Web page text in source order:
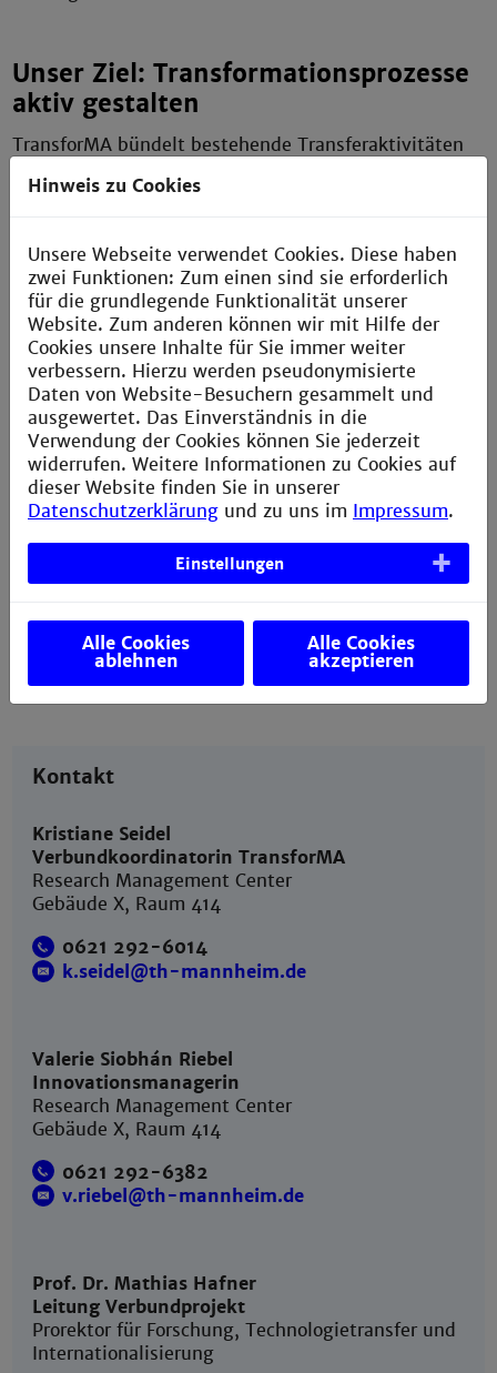
Unser Ziel: Transformationsprozesse
aktiv gestalten
TransforMA bündelt bestehende Transferaktivitäten
Uni Mannheim) und nutzt sie als Katalysator für
Transfer zu einem gelebten, rekursiven
Austauschprozess, der die großen
Transformationsprozesse unserer Zeit aufgreift und
sie aktiv gestalten hilft.
Sprechen Sie uns an
Kristiane Seidel(Verbundkoordinatorin)
0621 292-6014
Valerie Siobhán Riebel(Innovationsmanagerin)
Kontakt
Kristiane Seidel
Verbundkoordinatorin TransforMA
Research Management Center
Gebäude X, Raum 414
0621 292-6014
k.seidel@th-mannheim.de
Valerie Siobhán Riebel
Innovationsmanagerin
Research Management Center
Gebäude X, Raum 414
0621 292-6382
v.riebel@th-mannheim.de
Prof. Dr. Mathias Hafner
Leitung Verbundprojekt
Prorektor für Forschung, Technologietransfer und
Internationalisierung
Hinweis zu Cookies
Unsere Webseite verwendet Cookies. Diese haben
zwei Funktionen: Zum einen sind sie erforderlich
für die grundlegende Funktionalität unserer
Website. Zum anderen können wir mit Hilfe der
Cookies unsere Inhalte für Sie immer weiter
verbessern. Hierzu werden pseudonymisierte
Daten von Website-Besuchern gesammelt und
ausgewertet. Das Einverständnis in die
Verwendung der Cookies können Sie jederzeit
widerrufen. Weitere Informationen zu Cookies auf
dieser Website finden Sie in unserer
Datenschutzerklärung und zu uns im Impressum.
Einstellungen
Alle Cookies
ablehnen
Alle Cookies
akzeptieren